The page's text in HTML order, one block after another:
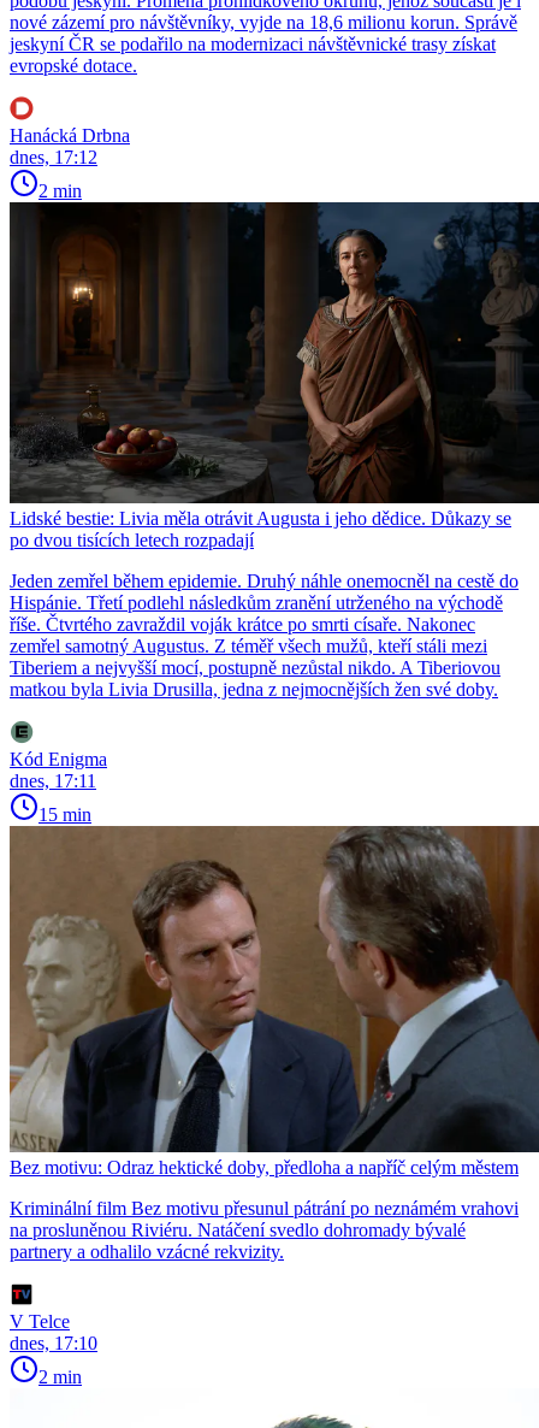
nové zázemí pro návštěvníky, vyjde na 18,6 milionu korun. Správě
jeskyní ČR se podařilo na modernizaci návštěvnické trasy získat
evropské dotace.
Hanácká Drbna
dnes, 17:12
2 min
Lidské bestie: Livia měla otrávit Augusta i jeho dědice. Důkazy se
po dvou tisících letech rozpadají
Jeden zemřel během epidemie. Druhý náhle onemocněl na cestě do
Hispánie. Třetí podlehl následkům zranění utrženého na východě
říše. Čtvrtého zavraždil voják krátce po smrti císaře. Nakonec
zemřel samotný Augustus. Z téměř všech mužů, kteří stáli mezi
Tiberiem a nejvyšší mocí, postupně nezůstal nikdo. A Tiberiovou
matkou byla Livia Drusilla, jedna z nejmocnějších žen své doby.
Kód Enigma
dnes, 17:11
15 min
Bez motivu: Odraz hektické doby, předloha a napříč celým městem
Kriminální film Bez motivu přesunul pátrání po neznámém vrahovi
na prosluněnou Riviéru. Natáčení svedlo dohromady bývalé
partnery a odhalilo vzácné rekvizity.
V Telce
dnes, 17:10
2 min